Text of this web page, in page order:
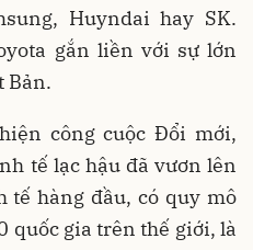
Huyndai hay SK.
gắn liền với sự lớn
Bản.
công cuộc Đổi mới,
tế lạc hậu đã vươn lên
tế hàng đầu, có quy mô
quốc gia trên thế giới, là